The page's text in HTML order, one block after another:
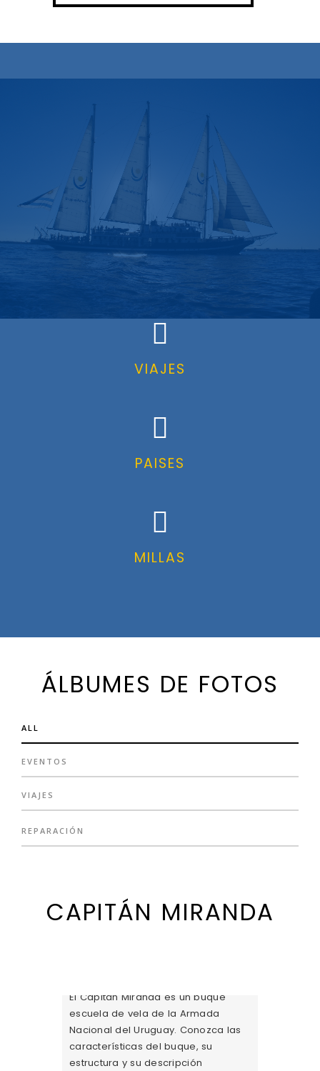
VIAJES
PAISES
MILLAS
ÁLBUMES DE FOTOS
ALL
EVENTOS
VIAJES
REPARACIÓN
CAPITÁN MIRANDA
El Capitán Miranda es un buque
escuela de vela de la Armada
Nacional del Uruguay. Conozca las
características del buque, su
estructura y su descripción